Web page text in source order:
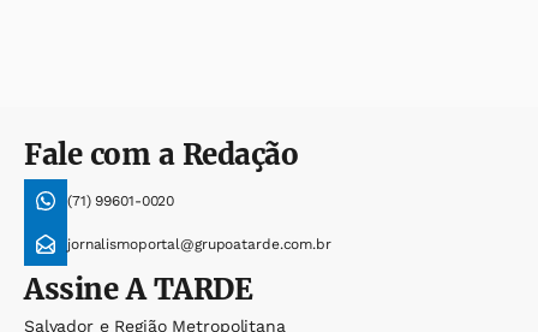
Fale com a Redação
(71) 99601-0020
jornalismoportal@grupoatarde.com.br
AssineA TARDE
Salvador e Região Metropolitana